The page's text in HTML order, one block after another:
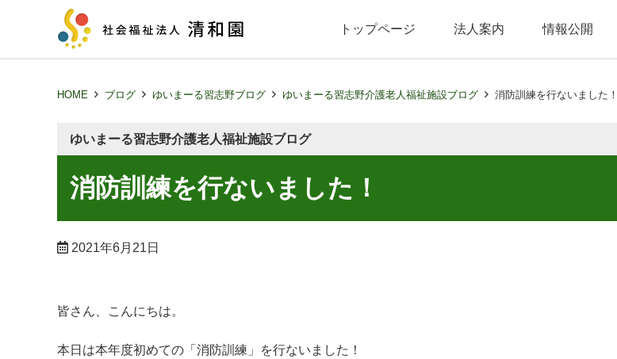
トップページ 法人案内 情報公開
HOME ブログ ゆいまーる習志野ブログ ゆいまーる習志野介護老人福祉施設ブログ 消防訓練を行ないました！
ゆいまーる習志野介護老人福祉施設ブログ
消防訓練を行ないました！
2021年6月21日
皆さん、こんにちは。
本日は本年度初めての「消防訓練」を行ないました！